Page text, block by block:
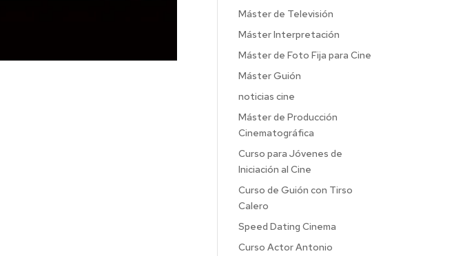
Máster de Televisión
Máster Interpretación
Máster de Foto Fija para Cine
Máster Guión
noticias cine
Máster de Producción
Cinematográfica
Curso para Jóvenes de
Iniciación al Cine
Curso de Guión con Tirso
Calero
Speed Dating Cinema
Curso Actor Antonio